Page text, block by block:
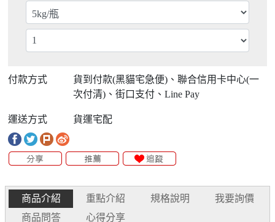
付款方式
貨到付款(黑貓宅急便)、聯合信用卡中心(一
次付清)、街口支付、Line Pay
運送方式 貨運宅配
商品介紹 重點介紹 規格說明
我要詢價
商品問答
心得分享